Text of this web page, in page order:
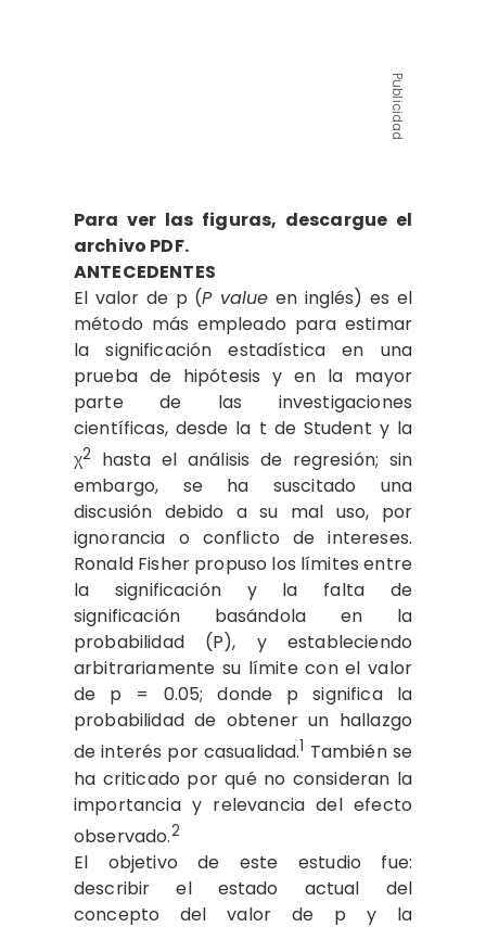
Publicidad
Para ver las figuras, descargue el
archivo PDF.
ANTECEDENTES
El valor de p (P value en inglés) es el
método más empleado para estimar
la significación estadística en una
prueba de hipótesis y en la mayor
parte de las investigaciones
científicas, desde la t de Student y la
χ2
hasta el análisis de regresión; sin
embargo, se ha suscitado una
discusión debido a su mal uso, por
ignorancia o conflicto de intereses.
Ronald Fisher propuso los límites entre
la significación y la falta de
significación basándola en la
probabilidad (P), y estableciendo
arbitrariamente su límite con el valor
de p = 0.05; donde p significa la
probabilidad de obtener un hallazgo
de interés por casualidad.1 También se
ha criticado por qué no consideran la
importancia y relevancia del efecto
observado.2
El objetivo de este estudio fue:
describir el estado actual del
concepto del valor de p y la